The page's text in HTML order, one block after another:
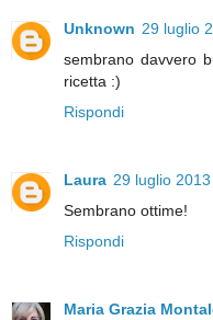
Unknown 29 luglio
sembrano davvero
ricetta :)
Rispondi
Laura 29 luglio
Sembrano ottime!
Rispondi
Maria Grazia